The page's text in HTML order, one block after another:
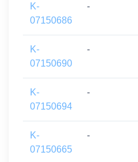
K-
07150686
-
K-
07150690
-
K-
07150694
-
K-
07150665
-